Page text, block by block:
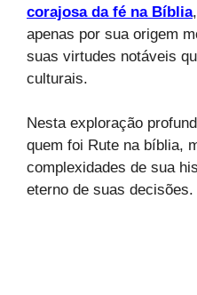
corajosa da fé na Bíblia
apenas por sua origem
suas virtudes notáveis
culturais.
Nesta exploração
quem foi Rute na bíblia,
complexidades de sua
eterno de suas decisões.